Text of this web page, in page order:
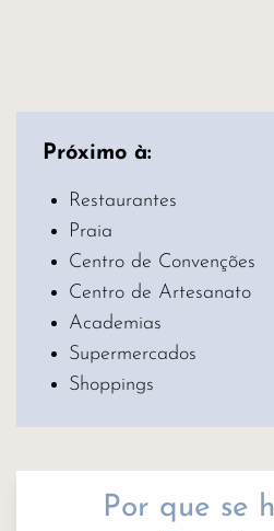
Próximo à:
Restaurantes
Praia
Centro de Convenções
Centro de Artesanato
Academias
Supermercados
Shoppings
Por que se